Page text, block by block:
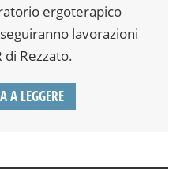
ergoterapico
lavorazioni
di Rezzato.
A LEGGERE